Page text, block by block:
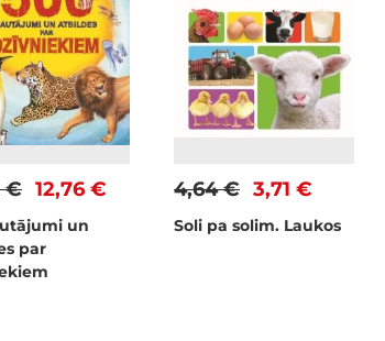
12,76 €
€
un
par
3,71 €
4,64 €
Soli pa solim. Laukos